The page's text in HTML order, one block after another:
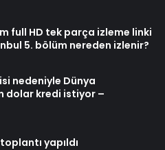
full HD tek parça izleme linki
5. bölüm nereden izlenir?
nedeniyle Dünya
dolar kredi istiyor –
yapıldı